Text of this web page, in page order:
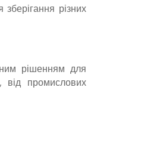
різних
рішенням для
від промислових